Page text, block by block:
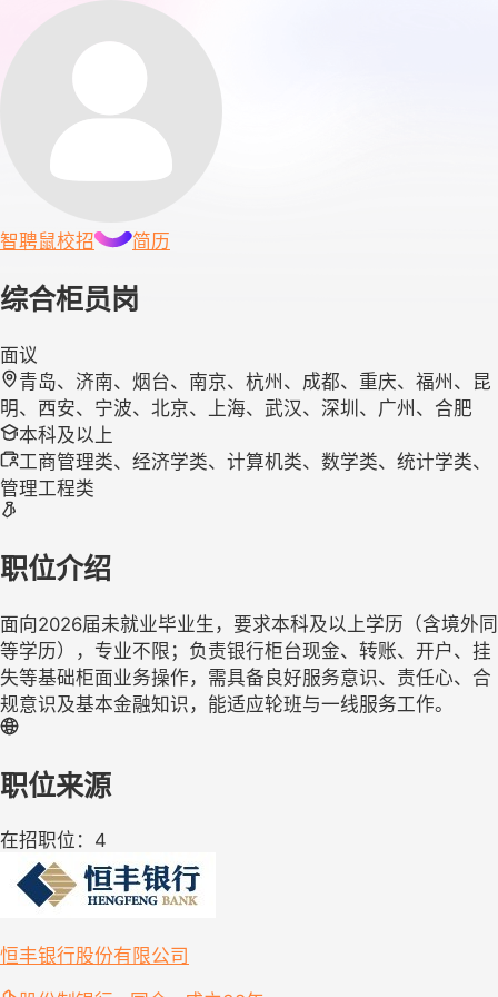
智聘鼠校招 简历
综合柜员岗
面议
青岛、济南、烟台、南京、杭州、成都、重庆、福州、昆
明、西安、宁波、北京、上海、武汉、深圳、广州、合肥
本科及以上
工商管理类、经济学类、计算机类、数学类、统计学类、
管理工程类
职位介绍
面向2026届未就业毕业生，要求本科及以上学历（含境外同
等学历），专业不限；负责银行柜台现金、转账、开户、挂
失等基础柜面业务操作，需具备良好服务意识、责任心、合
规意识及基本金融知识，能适应轮班与一线服务工作。
职位来源
在招职位：4
恒丰银行股份有限公司